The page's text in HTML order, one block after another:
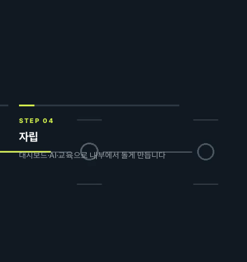
STEP 04
자립
대시보드·AI·교육으로 내부에서 돌게 만듭니다